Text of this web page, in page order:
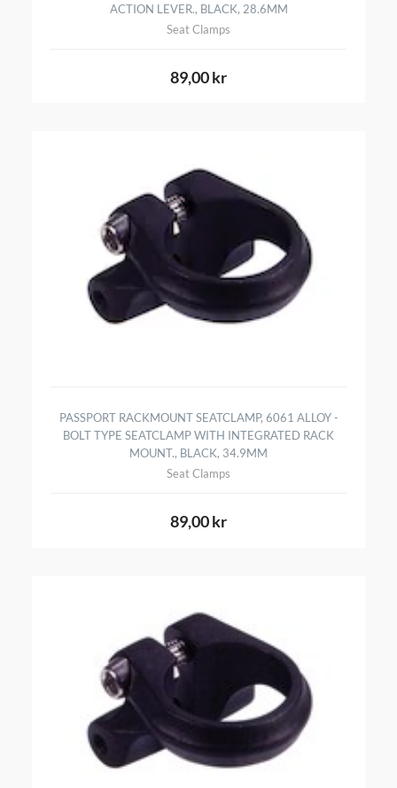
ACTION LEVER., BLACK, 28.6MM
Seat Clamps
89,00 kr
PASSPORT RACKMOUNT SEATCLAMP, 6061 ALLOY -
BOLT TYPE SEATCLAMP WITH INTEGRATED RACK
MOUNT., BLACK, 34.9MM
Seat Clamps
89,00 kr